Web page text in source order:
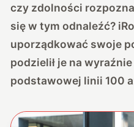
czy zdolności
się w tym odnaleźć?
uporządkować swoje
podzielił je na
podstawowej linii 100